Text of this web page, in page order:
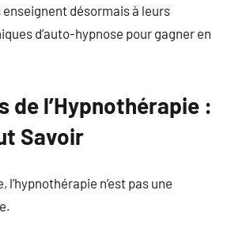
désormais à leurs
d’auto-hypnose pour gagner en
de l’Hypnothérapie :
Savoir
l’hypnothérapie n’est pas une